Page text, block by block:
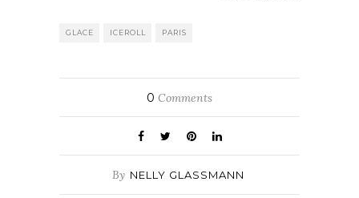
GLACE ICEROLL PARIS
0 Comments
By NELLY GLASSMANN